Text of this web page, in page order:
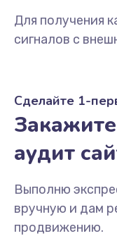
Для получения
сигналов с
Сделайте 1-
аудит
Выполню
вручную и дам
продвижению.